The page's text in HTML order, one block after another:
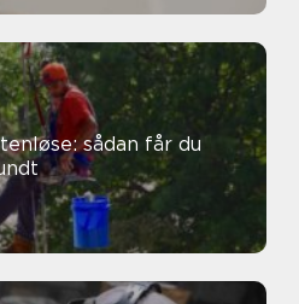
sådan får du